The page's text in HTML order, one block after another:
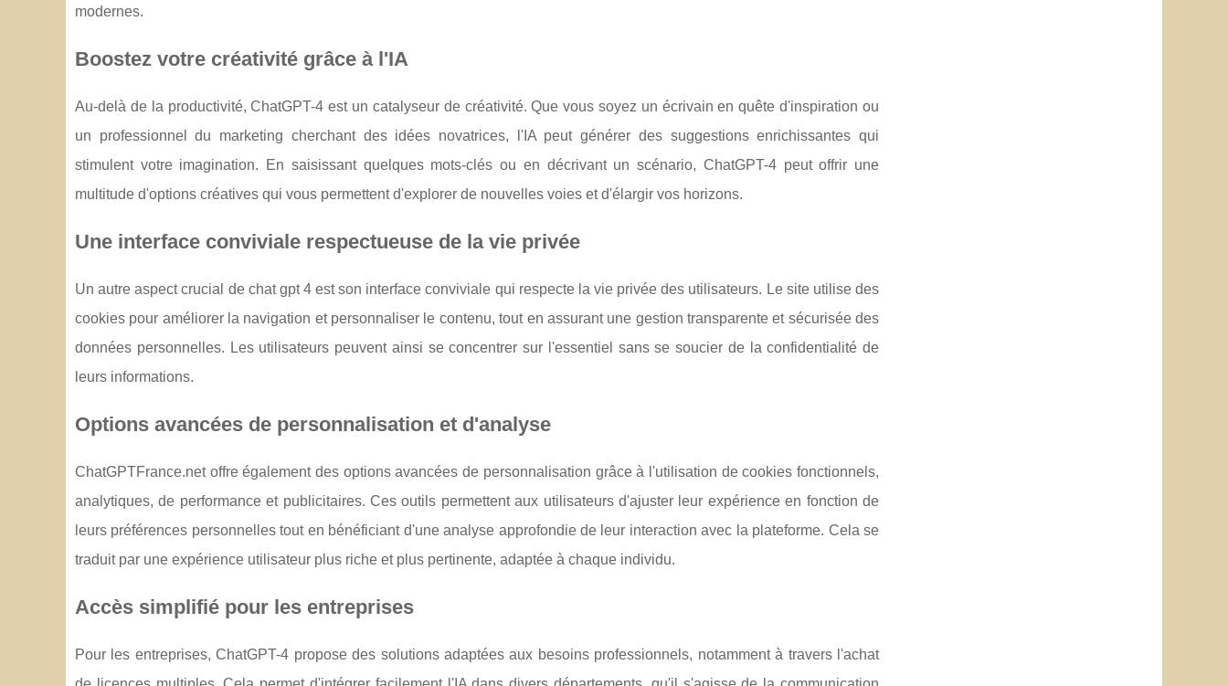
modernes.
Boostez votre créativité grâce à l'IA
Au-delà de la productivité, ChatGPT-4 est un catalyseur de créativité. Que vous soyez un écrivain en quête d'inspiration ou
un professionnel du marketing cherchant des idées novatrices, l'IA peut générer des suggestions enrichissantes qui
stimulent votre imagination. En saisissant quelques mots-clés ou en décrivant un scénario, ChatGPT-4 peut offrir une
multitude d'options créatives qui vous permettent d'explorer de nouvelles voies et d'élargir vos horizons.
Une interface conviviale respectueuse de la vie privée
Un autre aspect crucial de chat gpt 4 est son interface conviviale qui respecte la vie privée des utilisateurs. Le site utilise des
cookies pour améliorer la navigation et personnaliser le contenu, tout en assurant une gestion transparente et sécurisée des
données personnelles. Les utilisateurs peuvent ainsi se concentrer sur l'essentiel sans se soucier de la confidentialité de
leurs informations.
Options avancées de personnalisation et d'analyse
ChatGPTFrance.net offre également des options avancées de personnalisation grâce à l'utilisation de cookies fonctionnels,
analytiques, de performance et publicitaires. Ces outils permettent aux utilisateurs d'ajuster leur expérience en fonction de
leurs préférences personnelles tout en bénéficiant d'une analyse approfondie de leur interaction avec la plateforme. Cela se
traduit par une expérience utilisateur plus riche et plus pertinente, adaptée à chaque individu.
Accès simplifié pour les entreprises
Pour les entreprises, ChatGPT-4 propose des solutions adaptées aux besoins professionnels, notamment à travers l'achat